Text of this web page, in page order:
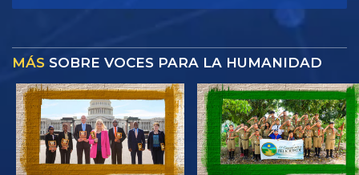
MÁS SOBRE VOCES PARA LA HUMANIDAD